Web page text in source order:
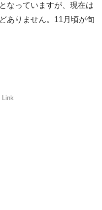
なっていますが、現在は
ありません。11月頃が旬
Link